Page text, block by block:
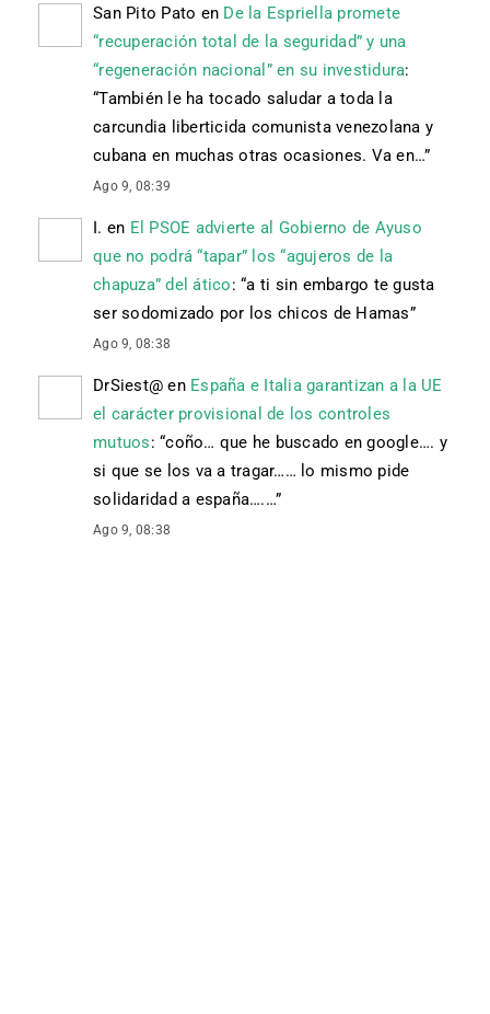
San Pito Pato en De la Espriella promete
“recuperación total de la seguridad” y una
“regeneración nacional” en su investidura:
“También le ha tocado saludar a toda la
carcundia liberticida comunista venezolana y
cubana en muchas otras ocasiones. Va en…”
Ago 9, 08:39
I. en El PSOE advierte al Gobierno de Ayuso
que no podrá “tapar” los “agujeros de la
chapuza” del ático: “a ti sin embargo te gusta
ser sodomizado por los chicos de Hamas”
Ago 9, 08:38
DrSiest@ en España e Italia garantizan a la UE
el carácter provisional de los controles
mutuos: “coño… que he buscado en google…. y
si que se los va a tragar…… lo mismo pide
solidaridad a españa….…”
Ago 9, 08:38